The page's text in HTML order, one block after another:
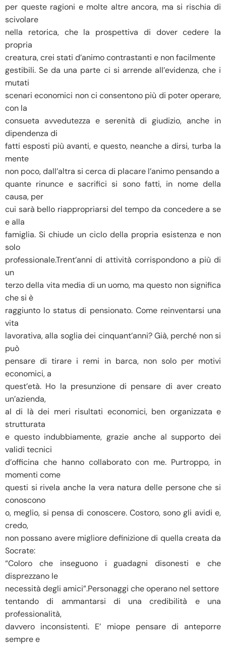
per queste ragioni e molte altre ancora, ma si rischia di
scivolare
nella retorica, che la prospettiva di dover cedere la
propria
creatura, crei stati d’animo contrastanti e non facilmente
gestibili. Se da una parte ci si arrende all’evidenza, che i
mutati
scenari economici non ci consentono più di poter operare,
con la
consueta avvedutezza e serenità di giudizio, anche in
dipendenza di
fatti esposti più avanti, e questo, neanche a dirsi, turba la
mente
non poco, dall’altra si cerca di placare l’animo pensando a
quante rinunce e sacrifici si sono fatti, in nome della
causa, per
cui sarà bello riappropriarsi del tempo da concedere a se
e alla
famiglia. Si chiude un ciclo della propria esistenza e non
solo
professionale.Trent’anni di attività corrispondono a più di
un
terzo della vita media di un uomo, ma questo non significa
che si è
raggiunto lo status di pensionato. Come reinventarsi una
vita
lavorativa, alla soglia dei cinquant’anni? Già, perché non si
può
pensare di tirare i remi in barca, non solo per motivi
economici, a
quest’età. Ho la presunzione di pensare di aver creato
un’azienda,
al di là dei meri risultati economici, ben organizzata e
strutturata
e questo indubbiamente, grazie anche al supporto dei
validi tecnici
d’officina che hanno collaborato con me. Purtroppo, in
momenti come
questi si rivela anche la vera natura delle persone che si
conoscono
o, meglio, si pensa di conoscere. Costoro, sono gli avidi e,
credo,
non possano avere migliore definizione di quella creata da
Socrate:
“Coloro che inseguono i guadagni disonesti e che
disprezzano le
necessità degli amici”.Personaggi che operano nel settore
tentando di ammantarsi di una credibilità e una
professionalità,
davvero inconsistenti. E’ miope pensare di anteporre
sempre e